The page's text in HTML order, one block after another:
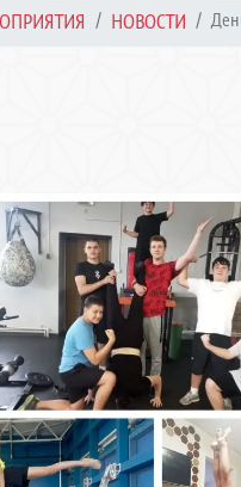
НОВОСТИ